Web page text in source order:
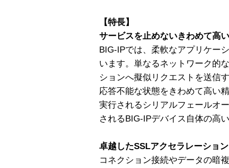
【特長】
サービスを止めないきわめて高
BIG-IPでは、柔軟なアプリケー
います。単なるネットワーク的
ションへ擬似リクエストを送信
応答不能な状態をきわめて高い
実行されるシリアルフェールオ
されるBIG-IPデバイス自体の高
卓越したSSLアクセラレーション
コネクション接続やデータの暗